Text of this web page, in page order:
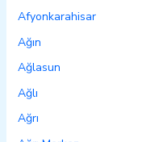
Afyonkarahisar
Ağın
Ağlasun
Ağlı
Ağrı